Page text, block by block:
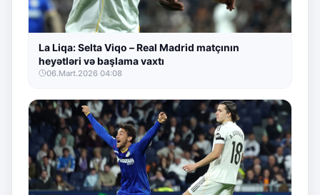
La Liqa: Selta Viqo – Real Madrid matçının
heyətləri və başlama vaxtı
06.Mart.2026 04:08